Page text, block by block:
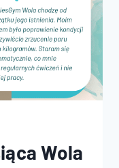
Wola